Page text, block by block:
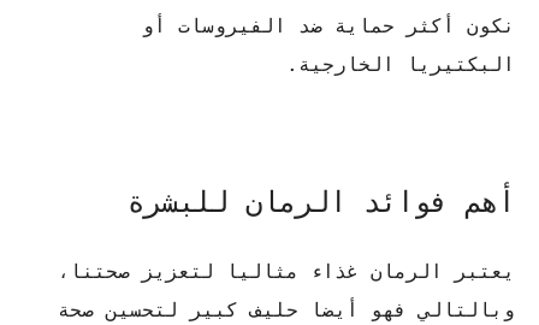
نكون أكثر حماية ضد الفيروسات أو
البكتيريا الخارجية.
أهم فوائد الرمان للبشرة
يعتبر الرمان غذاء مثاليا لتعزيز صحتنا،
وبالتالي فهو أيضا حليف كبير لتحسين صحة